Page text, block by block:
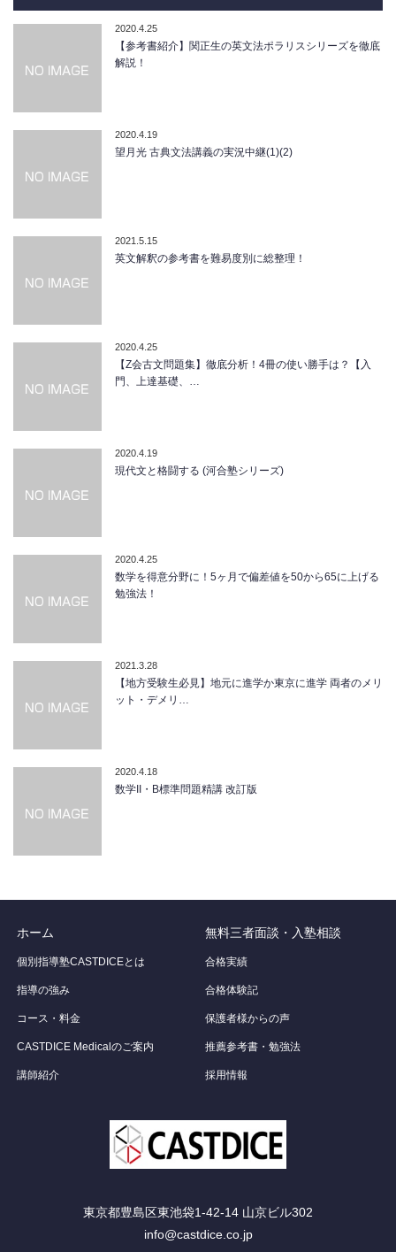
2020.4.25
【参考書紹介】関正生の英文法ポラリスシリーズを徹底
解説！
2020.4.19
望月光 古典文法講義の実況中継(1)(2)
2021.5.15
英文解釈の参考書を難易度別に総整理！
2020.4.25
【Z会古文問題集】徹底分析！4冊の使い勝手は？【入
門、上達基礎、…
2020.4.19
現代文と格闘する (河合塾シリーズ)
2020.4.25
数学を得意分野に！5ヶ月で偏差値を50から65に上げる
勉強法！
2021.3.28
【地方受験生必見】地元に進学か東京に進学 両者のメリ
ット・デメリ…
2020.4.18
数学II・B標準問題精講 改訂版
ホーム
個別指導塾CASTDICEとは
指導の強み
コース・料金
CASTDICE Medicalのご案内
講師紹介
無料三者面談・入塾相談
合格実績
合格体験記
保護者様からの声
推薦参考書・勉強法
採用情報
東京都豊島区東池袋1-42-14 山京ビル302
info@castdice.co.jp